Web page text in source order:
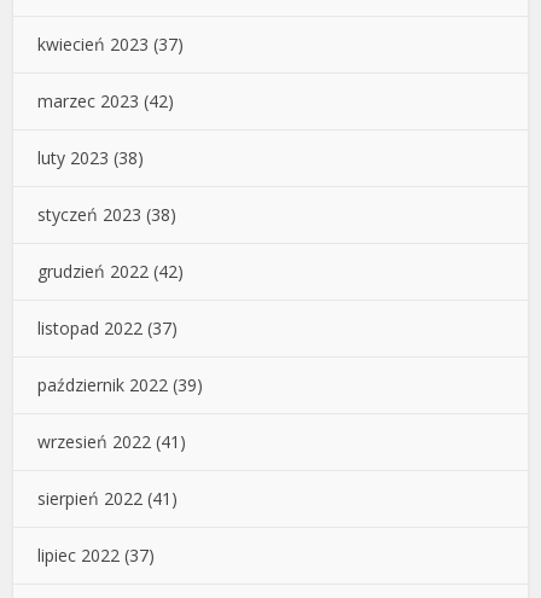
kwiecień 2023 (37)
marzec 2023 (42)
luty 2023 (38)
styczeń 2023 (38)
grudzień 2022 (42)
listopad 2022 (37)
październik 2022 (39)
wrzesień 2022 (41)
sierpień 2022 (41)
lipiec 2022 (37)